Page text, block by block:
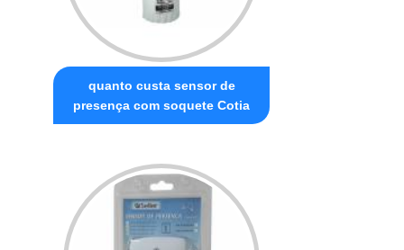
quanto custa sensor de
presença com soquete Cotia